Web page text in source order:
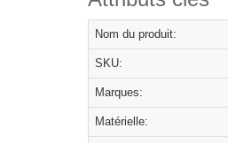
Nom du produit:
SKU:
Marques:
Matérielle: